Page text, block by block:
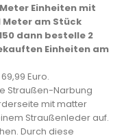
Einheiten mit
Meter am Stück
dann bestelle 2
Einheiten am
Euro.
Straußen-Narbung
mit matter
Straußenleder auf.
Durch diese